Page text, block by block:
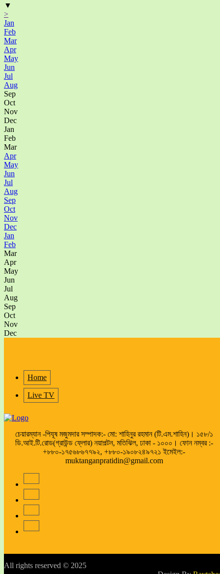
▼
>
Jan
Feb
Mar
Apr
May
Jun
Jul
Aug
Sep
Oct
Nov
Dec
Jan
Feb
Mar
Apr
May
Jun
Jul
Aug
Sep
Oct
Nov
Dec
Jan
Feb
Mar
Apr
May
Jun
Jul
Aug
Sep
Oct
Nov
Dec
Home
Live TV
চেয়ারম্যান -পিযূষ মজুমদার সম্পাদক:- মো: শাহিনুর রহমান (টি.এম.শাহিন)। ১৫৮/১
ডি.আই.টি.রোড(গ্রাউন্ড ফ্লোর) নয়াপল্টন, মতিঝিল, ঢাকা - ১০০০। ফোন নম্বর :-
+৮৮০-১৭৫৬৮৬৭৭৯২, +৮৮০-১৯০৮২৪৯৭২১ ইমেইল:-
muktanganpratidin@gmail.com
All rights reserved © 2025